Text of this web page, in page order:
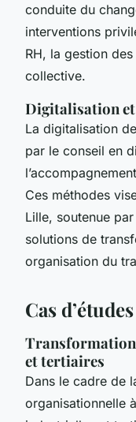
conduite du
interventions
RH, la gestion
collective.
Digitalisation
La digitalisation
par le conseil en
Ces méthodes
Lille, soutenue
solutions de
organisation du
Cas
et tertiaires
Dans le cadre de
organisationnelle